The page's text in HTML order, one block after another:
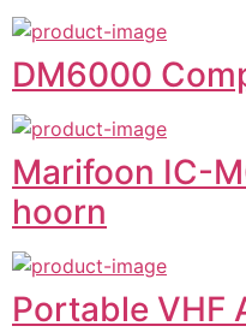
DM6000
Marifoon IC-
hoorn
Portable VHF